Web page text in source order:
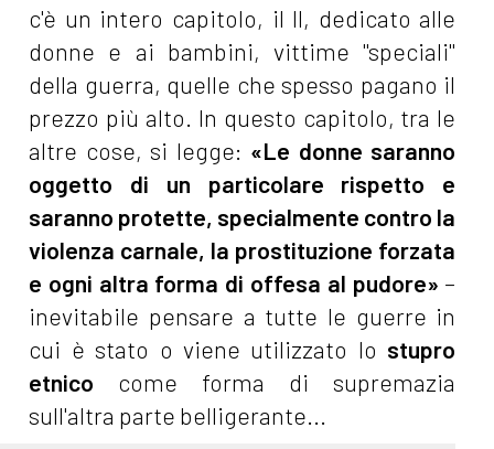
c'è un intero capitolo, il II, dedicato alle
donne e ai bambini, vittime "speciali"
della guerra, quelle che spesso pagano il
prezzo più alto. In questo capitolo, tra le
altre cose, si legge: «Le donne saranno
oggetto di un particolare rispetto e
saranno protette, specialmente contro la
violenza carnale, la prostituzione forzata
e ogni altra forma di offesa al pudore» –
inevitabile pensare a tutte le guerre in
cui è stato o viene utilizzato lo stupro
etnico come forma di supremazia
sull'altra parte belligerante...